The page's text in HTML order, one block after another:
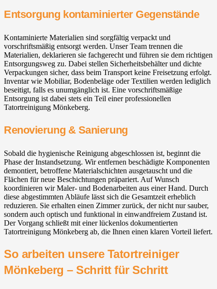
Entsorgung kontaminierter Gegenstände
Kontaminierte Materialien sind sorgfältig verpackt und
vorschriftsmäßig entsorgt werden. Unser Team trennen die
Materialien, deklarieren sie fachgerecht und führen sie dem richtigen
Entsorgungsweg zu. Dabei stellen Sicherheitsbehälter und dichte
Verpackungen sicher, dass beim Transport keine Freisetzung erfolgt.
Inventar wie Mobiliar, Bodenbeläge oder Textilien werden lediglich
beseitigt, falls es unumgänglich ist. Eine vorschriftsmäßige
Entsorgung ist dabei stets ein Teil einer professionellen
Tatortreinigung Mönkeberg.
Renovierung & Sanierung
Sobald die hygienische Reinigung abgeschlossen ist, beginnt die
Phase der Instandsetzung. Wir entfernen beschädigte Komponenten
demontiert, betroffene Materialschichten ausgetauscht und die
Flächen für neue Beschichtungen präpariert. Auf Wunsch
koordinieren wir Maler- und Bodenarbeiten aus einer Hand. Durch
diese abgestimmten Abläufe lässt sich die Gesamtzeit erheblich
reduzieren. Sie erhalten einen Zimmer zurück, der nicht nur sauber,
sondern auch optisch und funktional in einwandfreiem Zustand ist.
Der Vorgang schließt mit einer lückenlos dokumentierten
Tatortreinigung Mönkeberg ab, die Ihnen einen klaren Vorteil liefert.
So arbeiten unsere Tatortreiniger
Mönkeberg – Schritt für Schritt